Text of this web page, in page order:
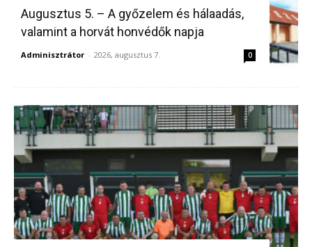
Augusztus 5. – A győzelem és hálaadás,
valamint a horvát honvédők napja
Adminisztrátor - 2026, augusztus 7. 0